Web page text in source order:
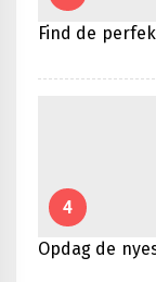
Find de
4
Opdag de